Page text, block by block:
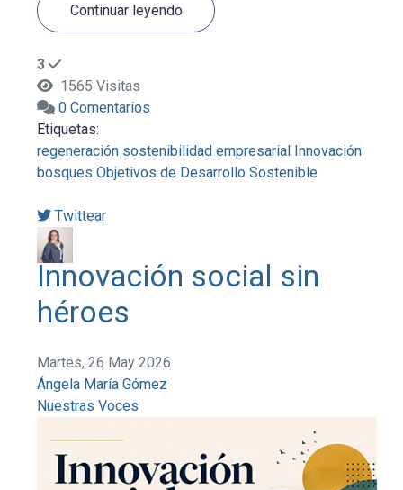
Continuar leyendo
3
1565 Visitas
0 Comentarios
Etiquetas:
regeneración sostenibilidad empresarial Innovación
bosques Objetivos de Desarrollo Sostenible
Twittear
Innovación social sin
héroes
Martes, 26 May 2026
Ángela María Gómez
Nuestras Voces